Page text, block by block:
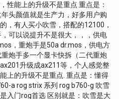
性能上的升级不是重点 重点是：
头颜值就是生产力，好多用户购
，有人买小吹雪，搭配的12100，
可以说提升不是很大，，，供电
，重炮手是50a dr.mos，供电方
炮手多一个显卡快拆（二代重炮
升级成ax211等，个人感觉整
上的升级不是重点. 重点是：懂得
a rog strix 系列 rog b760-g 吹雪
入门rog首选 区别就是：吹雪是大